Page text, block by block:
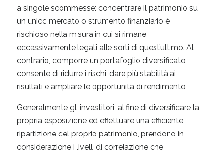
a singole scommesse: concentrare il patrimonio su
un unico mercato o strumento finanziario è
rischioso nella misura in cui si rimane
eccessivamente legati alle sorti di quest’ultimo. Al
contrario, comporre un portafoglio diversificato
consente di ridurre i rischi, dare più stabilità ai
risultati e ampliare le opportunità di rendimento.
Generalmente gli investitori, al fine di diversificare la
propria esposizione ed effettuare una efficiente
ripartizione del proprio patrimonio, prendono in
considerazione i livelli di correlazione che